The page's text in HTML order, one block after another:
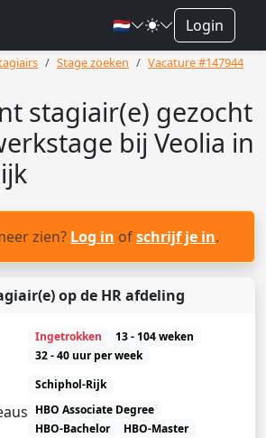
🇳🇱 Login
Stage zoeken Vacature #147944
stagiair(e) gezocht
bij Veolia in
zien? Log in ofschrijf je in.
op de HR afdeling
Ingetrokken
13 - 104 weken
32 - 40 uur per week
Schiphol-Rijk
HBO Associate Degree
HBO-Bachelor
HBO-Master